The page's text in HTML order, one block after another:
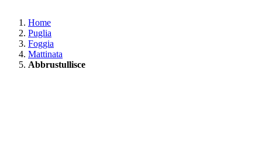
Home
Puglia
Foggia
Mattinata
Abbrustullisce